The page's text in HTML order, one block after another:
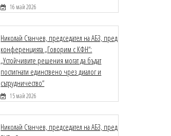
16 май 2026
Николай Станчев, председател на АБЗ, пред
конференцията „Говорим с КФН“:
„Устойчивите решения могат да бъдат
постигнати единствено чрез диалог и
сътрудничество“
15 май 2026
Николай Станчев, председател на АБЗ, пред